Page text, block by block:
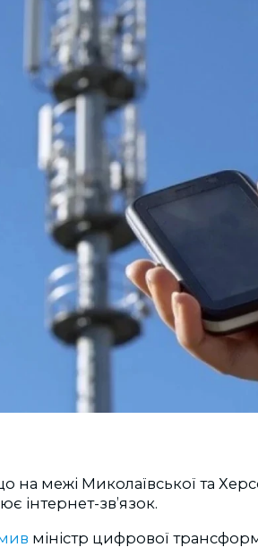
на межі Миколаївської та
інтернет-зв’язок.
міністр цифрової